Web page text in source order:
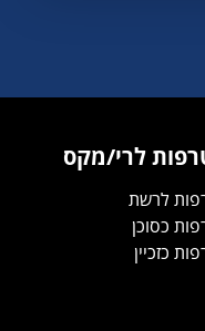
לרי/מקס
לרשת
כסוכן
כזכיין